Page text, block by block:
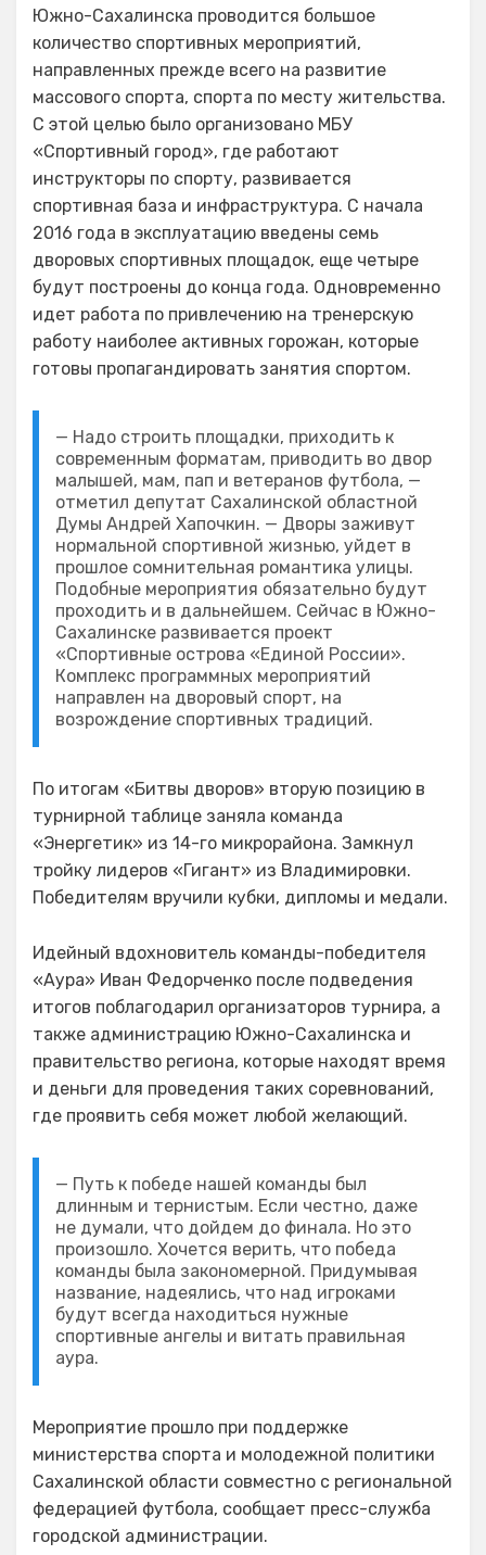
Южно-Сахалинска проводится большое
количество спортивных мероприятий,
направленных прежде всего на развитие
массового спорта, спорта по месту жительства.
С этой целью было организовано МБУ
«Спортивный город», где работают
инструкторы по спорту, развивается
спортивная база и инфраструктура. С начала
2016 года в эксплуатацию введены семь
дворовых спортивных площадок, еще четыре
будут построены до конца года. Одновременно
идет работа по привлечению на тренерскую
работу наиболее активных горожан, которые
готовы пропагандировать занятия спортом.
— Надо строить площадки, приходить к
современным форматам, приводить во двор
малышей, мам, пап и ветеранов футбола, —
отметил депутат Сахалинской областной
Думы Андрей Хапочкин. — Дворы заживут
нормальной спортивной жизнью, уйдет в
прошлое сомнительная романтика улицы.
Подобные мероприятия обязательно будут
проходить и в дальнейшем. Сейчас в Южно-
Сахалинске развивается проект
«Спортивные острова «Единой России».
Комплекс программных мероприятий
направлен на дворовый спорт, на
возрождение спортивных традиций.
По итогам «Битвы дворов» вторую позицию в
турнирной таблице заняла команда
«Энергетик» из 14-го микрорайона. Замкнул
тройку лидеров «Гигант» из Владимировки.
Победителям вручили кубки, дипломы и медали.
Идейный вдохновитель команды-победителя
«Аура» Иван Федорченко после подведения
итогов поблагодарил организаторов турнира, а
также администрацию Южно-Сахалинска и
правительство региона, которые находят время
и деньги для проведения таких соревнований,
где проявить себя может любой желающий.
— Путь к победе нашей команды был
длинным и тернистым. Если честно, даже
не думали, что дойдем до финала. Но это
произошло. Хочется верить, что победа
команды была закономерной. Придумывая
название, надеялись, что над игроками
будут всегда находиться нужные
спортивные ангелы и витать правильная
аура.
Мероприятие прошло при поддержке
министерства спорта и молодежной политики
Сахалинской области совместно с региональной
федерацией футбола, сообщает пресс-служба
городской администрации.